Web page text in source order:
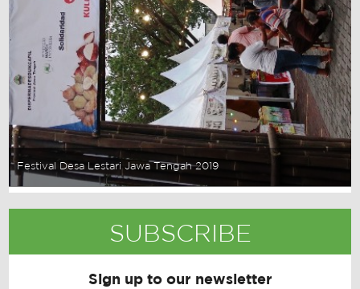
Festival Desa Lestari Jawa Tengah 2019
SUBSCRIBE
Sign up to our newsletter